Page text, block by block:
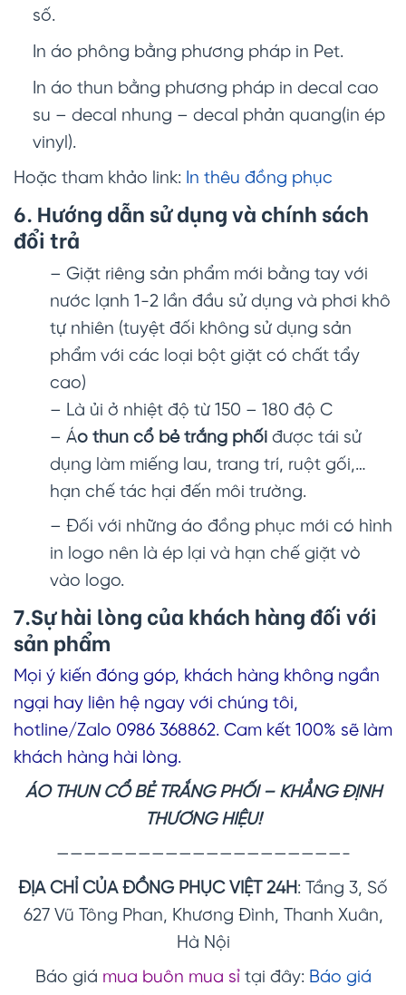
số.
In áo phông bằng phương pháp in Pet.
In áo thun bằng phương pháp in decal cao
su – decal nhung – decal phản quang(in ép
vinyl).
Hoặc tham khảo link: In thêu đồng phục
6. Hướng dẫn sử dụng và chính sách
đổi trả
– Giặt riêng sản phẩm mới bằng tay với
nước lạnh 1-2 lần đầu sử dụng và phơi khô
tự nhiên (tuyệt đối không sử dụng sản
phẩm với các loại bột giặt có chất tẩy
cao)
– Là ủi ở nhiệt độ từ 150 – 180 độ C
– Áo thun cổ bẻ trắng phối được tái sử
dụng làm miếng lau, trang trí, ruột gối,…
hạn chế tác hại đến môi trường.
– Đối với những áo đồng phục mới có hình
in logo nên là ép lại và hạn chế giặt vò
vào logo.
7.Sự hài lòng của khách hàng đối với
sản phẩm
Mọi ý kiến đóng góp, khách hàng không ngần
ngại hay liên hệ ngay với chúng tôi,
hotline/Zalo 0986 368862. Cam kết 100% sẽ làm
khách hàng hài lòng.
ÁO THUN CỔ BẺ TRẮNG PHỐI – KHẲNG ĐỊNH
THƯƠNG HIỆU!
—————————————————————-
ĐỊA CHỈ CỦA ĐỒNG PHỤC VIỆT 24H: Tầng 3, Số
627 Vũ Tông Phan, Khương Đình, Thanh Xuân,
Hà Nội
Báo giá mua buôn mua sỉ tại đây: Báo giá